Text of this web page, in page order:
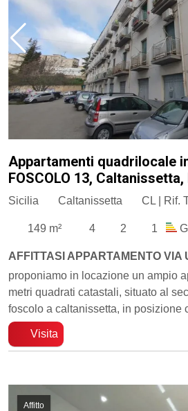
Appartamenti quadrilocale
FOSCOLO 13,
Sicilia Caltanissetta CL | Rif.
149 m² 4 2 1 G
AFFITTASI APPARTAMENTO VIA
​proponiamo in locazione un ampio
metri quadrati catastali, situato al
foscolo a caltanissetta, in posizione
Visita
Affitto